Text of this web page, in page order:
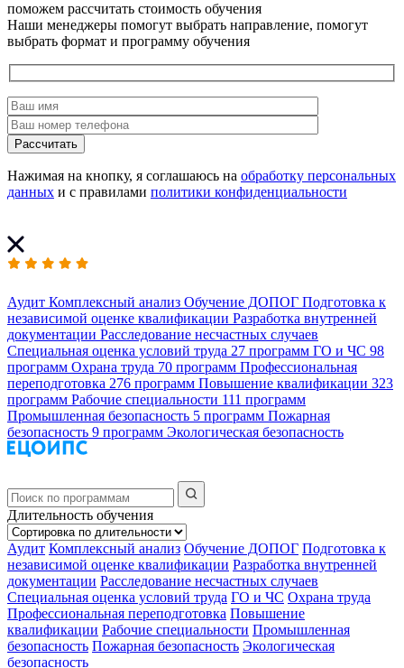
поможем рассчитать стоимость обучения
Наши менеджеры помогут выбрать направление, помогут
выбрать формат и программу обучения
Рассчитать
Нажимая на кнопку, я соглашаюсь на обработку персональных
данных и с правилами политики конфиденциальности
Аудит Комплексный анализ Обучение ДОПОГ Подготовка к
независимой оценке квалификации Разработка внутренней
документации Расследование несчастных случаев
Специальная оценка условий труда 27 программ ГО и ЧС 98
программ Охрана труда 70 программ Профессиональная
переподготовка 276 программ Повышение квалификации 323
программ Рабочие специальности 111 программ
Промышленная безопасность 5 программ Пожарная
безопасность 9 программ Экологическая безопасность
Длительность обучения
Аудит Комплексный анализ Обучение ДОПОГ Подготовка к
независимой оценке квалификации Разработка внутренней
документации Расследование несчастных случаев
Специальная оценка условий труда ГО и ЧС Охрана труда
Профессиональная переподготовка Повышение
квалификации Рабочие специальности Промышленная
безопасность Пожарная безопасность Экологическая
безопасность